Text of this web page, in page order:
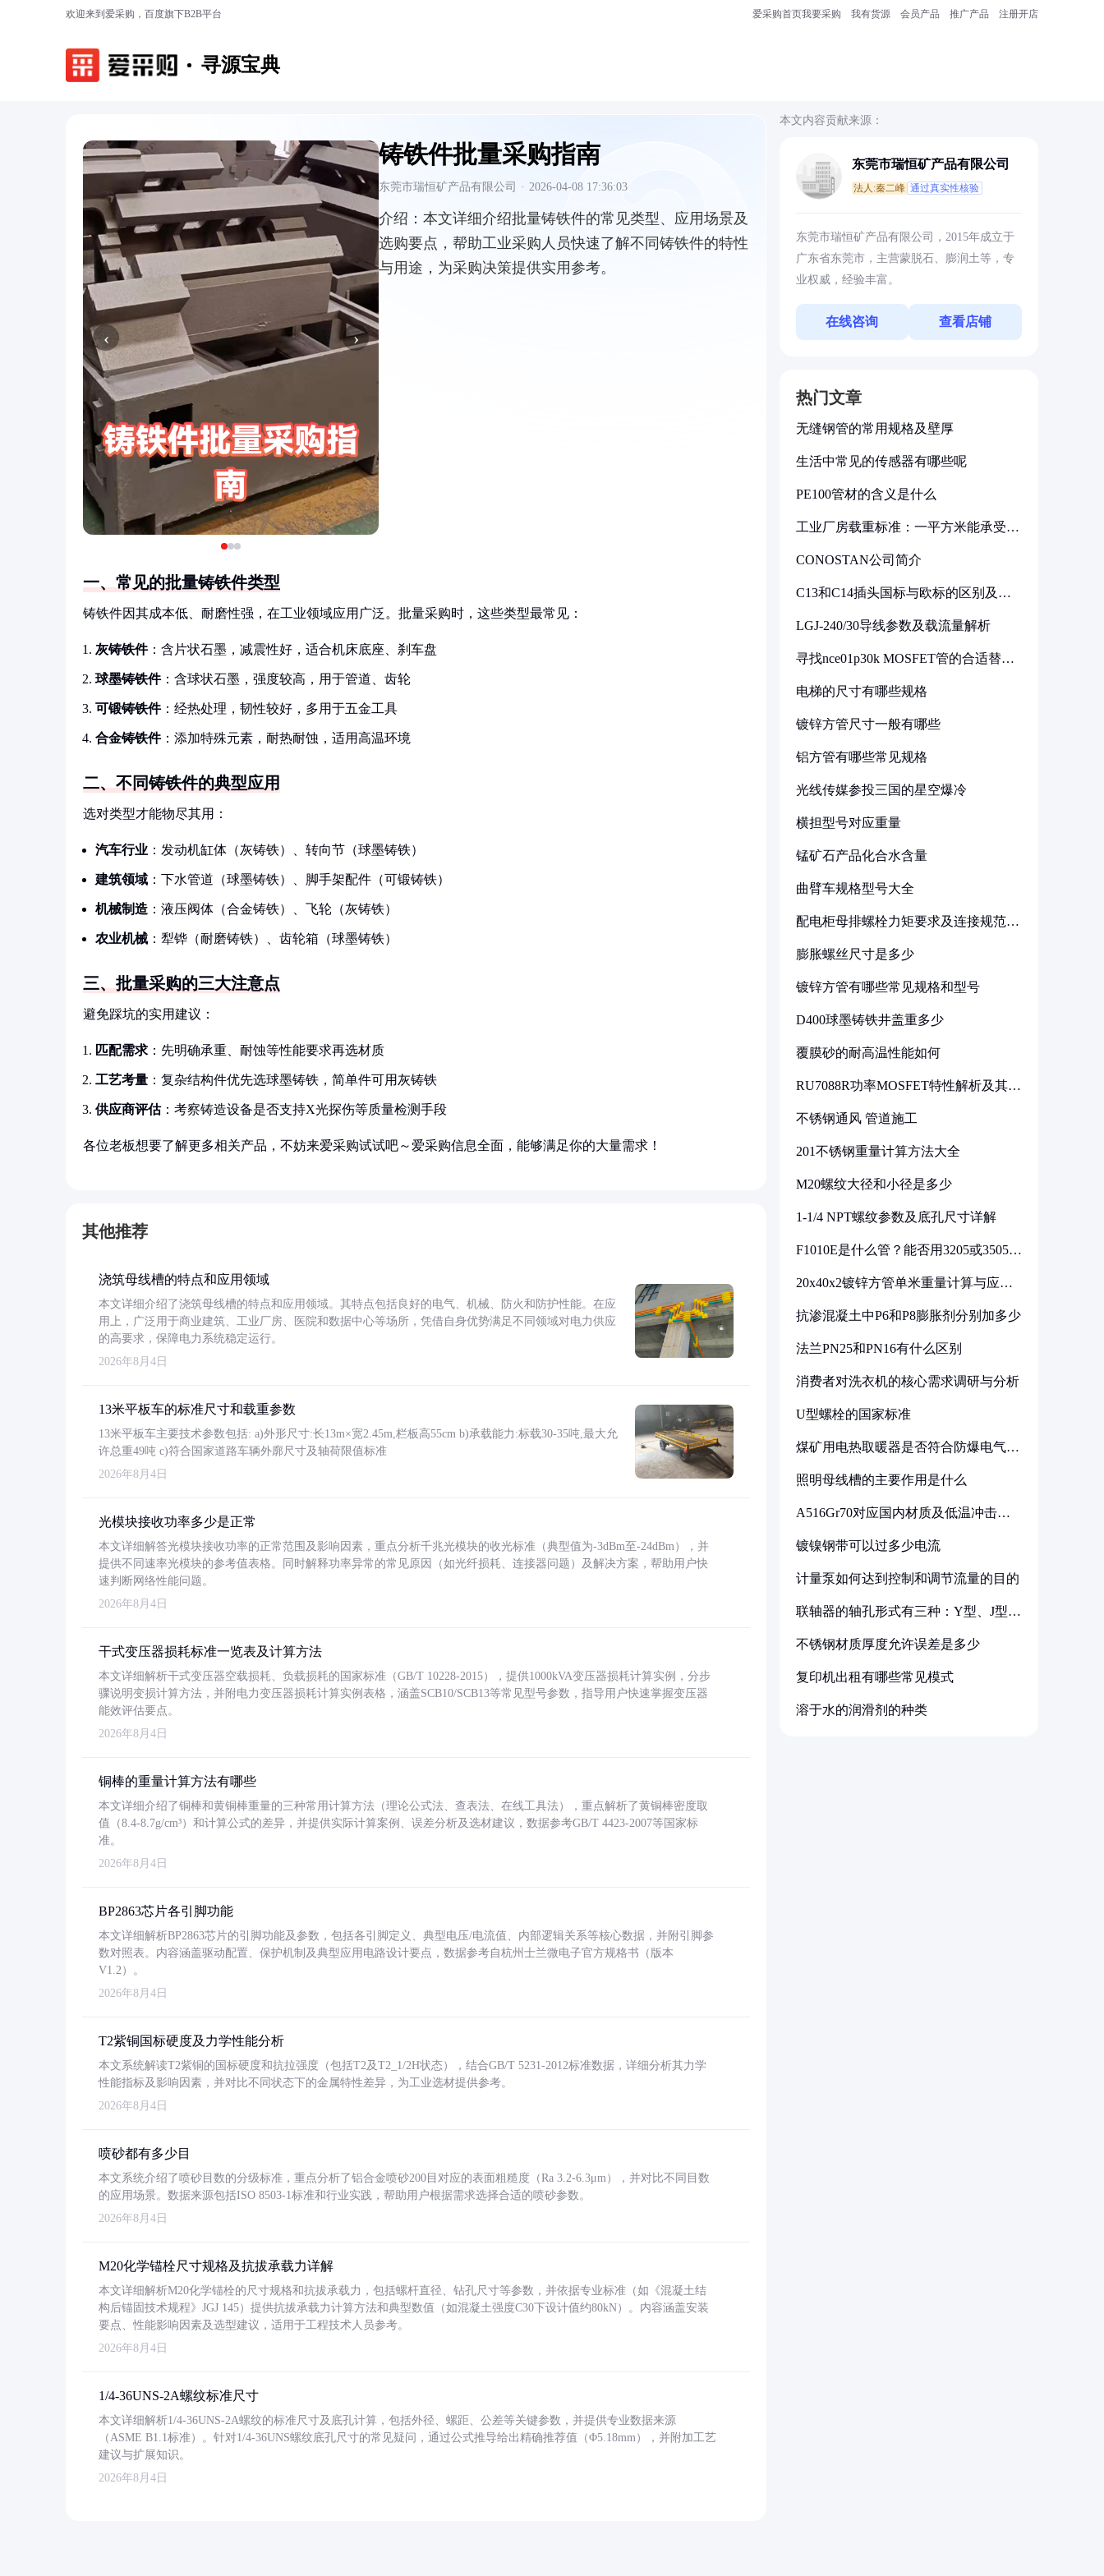
欢迎来到爱采购，百度旗下B2B平台 爱采购首页我要采购 我有货源 会员产品 推广产品 注册开店
寻源宝典
‹ ›
铸铁件批量采购指南
东莞市瑞恒矿产品有限公司 · 2026-04-08 17:36:03
介绍： 本文详细介绍批量铸铁件的常见类型、应用场景及
选购要点，帮助工业采购人员快速了解不同铸铁件的特性
与用途，为采购决策提供实用参考。
一、常见的批量铸铁件类型
铸铁件因其成本低、耐磨性强，在工业领域应用广泛。批量采购时，这些类型最常见：
灰铸铁件：含片状石墨，减震性好，适合机床底座、刹车盘
球墨铸铁件：含球状石墨，强度较高，用于管道、齿轮
可锻铸铁件：经热处理，韧性较好，多用于五金工具
合金铸铁件：添加特殊元素，耐热耐蚀，适用高温环境
二、不同铸铁件的典型应用
选对类型才能物尽其用：
汽车行业 ：发动机缸体（灰铸铁）、转向节（球墨铸铁）
建筑领域 ：下水管道（球墨铸铁）、脚手架配件（可锻铸铁）
机械制造 ：液压阀体（合金铸铁）、飞轮（灰铸铁）
农业机械 ：犁铧（耐磨铸铁）、齿轮箱（球墨铸铁）
三、批量采购的三大注意点
避免踩坑的实用建议：
匹配需求 ：先明确承重、耐蚀等性能要求再选材质
工艺考量 ：复杂结构件优先选球墨铸铁，简单件可用灰铸铁
供应商评估：考察铸造设备是否支持X光探伤等质量检测手段
各位老板想要了解更多相关产品，不妨来爱采购试试吧～爱采购信息全面，能够满足你的大量需求！
其他推荐
浇筑母线槽的特点和应用领域
本文详细介绍了浇筑母线槽的特点和应用领域。其特点包括良好的电气、机械、防火和防护性能。在应
用上，广泛用于商业建筑、工业厂房、医院和数据中心等场所，凭借自身优势满足不同领域对电力供应
的高要求，保障电力系统稳定运行。
2026年8月4日
13米平板车的标准尺寸和载重参数
13米平板车主要技术参数包括: a)外形尺寸:长13m×宽2.45m,栏板高55cm b)承载能力:标载30-35吨,最大允
许总重49吨 c)符合国家道路车辆外廓尺寸及轴荷限值标准
2026年8月4日
光模块接收功率多少是正常
本文详细解答光模块接收功率的正常范围及影响因素，重点分析千兆光模块的收光标准（典型值为-3dBm至-24dBm），并
提供不同速率光模块的参考值表格。同时解释功率异常的常见原因（如光纤损耗、连接器问题）及解决方案，帮助用户快
速判断网络性能问题。
2026年8月4日
干式变压器损耗标准一览表及计算方法
本文详细解析干式变压器空载损耗、负载损耗的国家标准（GB/T 10228-2015），提供1000kVA变压器损耗计算实例，分步
骤说明变损计算方法，并附电力变压器损耗计算实例表格，涵盖SCB10/SCB13等常见型号参数，指导用户快速掌握变压器
能效评估要点。
2026年8月4日
铜棒的重量计算方法有哪些
本文详细介绍了铜棒和黄铜棒重量的三种常用计算方法（理论公式法、查表法、在线工具法），重点解析了黄铜棒密度取
值（8.4-8.7g/cm³）和计算公式的差异，并提供实际计算案例、误差分析及选材建议，数据参考GB/T 4423-2007等国家标
准。
2026年8月4日
BP2863芯片各引脚功能
本文详细解析BP2863芯片的引脚功能及参数，包括各引脚定义、典型电压/电流值、内部逻辑关系等核心数据，并附引脚参
数对照表。内容涵盖驱动配置、保护机制及典型应用电路设计要点，数据参考自杭州士兰微电子官方规格书（版本
V1.2）。
2026年8月4日
T2紫铜国标硬度及力学性能分析
本文系统解读T2紫铜的国标硬度和抗拉强度（包括T2及T2_1/2H状态），结合GB/T 5231-2012标准数据，详细分析其力学
性能指标及影响因素，并对比不同状态下的金属特性差异，为工业选材提供参考。
2026年8月4日
喷砂都有多少目
本文系统介绍了喷砂目数的分级标准，重点分析了铝合金喷砂200目对应的表面粗糙度（Ra 3.2-6.3μm），并对比不同目数
的应用场景。数据来源包括ISO 8503-1标准和行业实践，帮助用户根据需求选择合适的喷砂参数。
2026年8月4日
M20化学锚栓尺寸规格及抗拔承载力详解
本文详细解析M20化学锚栓的尺寸规格和抗拔承载力，包括螺杆直径、钻孔尺寸等参数，并依据专业标准（如《混凝土结
构后锚固技术规程》JGJ 145）提供抗拔承载力计算方法和典型数值（如混凝土强度C30下设计值约80kN）。内容涵盖安装
要点、性能影响因素及选型建议，适用于工程技术人员参考。
2026年8月4日
1/4-36UNS-2A螺纹标准尺寸
本文详细解析1/4-36UNS-2A螺纹的标准尺寸及底孔计算，包括外径、螺距、公差等关键参数，并提供专业数据来源
（ASME B1.1标准）。针对1/4-36UNS螺纹底孔尺寸的常见疑问，通过公式推导给出精确推荐值（Φ5.18mm），并附加工艺
建议与扩展知识。
2026年8月4日
本文内容贡献来源：
东莞市瑞恒矿产品有限公司
法人:秦二峰 通过真实性核验
东莞市瑞恒矿产品有限公司，2015年成立于
广东省东莞市，主营蒙脱石、膨润土等，专
业权威，经验丰富。
在线咨询 查看店铺
热门文章
无缝钢管的常用规格及壁厚
生活中常见的传感器有哪些呢
PE100管材的含义是什么
工业厂房载重标准：一平方米能承受多
CONOSTAN公司简介
C13和C14插头国标与欧标的区别及其
LGJ-240/30导线参数及载流量解析
寻找nce01p30k MOSFET管的合适替代
电梯的尺寸有哪些规格
镀锌方管尺寸一般有哪些
铝方管有哪些常见规格
光线传媒参投三国的星空爆冷
横担型号对应重量
锰矿石产品化合水含量
曲臂车规格型号大全
配电柜母排螺栓力矩要求及连接规范详
膨胀螺丝尺寸是多少
镀锌方管有哪些常见规格和型号
D400球墨铸铁井盖重多少
覆膜砂的耐高温性能如何
RU7088R功率MOSFET特性解析及其在
不锈钢通风 管道施工
201不锈钢重量计算方法大全
M20螺纹大径和小径是多少
1-1/4 NPT螺纹参数及底孔尺寸详解
F1010E是什么管？能否用3205或3505代
20x40x2镀锌方管单米重量计算与应用
抗渗混凝土中P6和P8膨胀剂分别加多少
法兰PN25和PN16有什么区别
消费者对洗衣机的核心需求调研与分析
U型螺栓的国家标准
煤矿用电热取暖器是否符合防爆电气设
照明母线槽的主要作用是什么
A516Gr70对应国内材质及低温冲击要
镀镍钢带可以过多少电流
计量泵如何达到控制和调节流量的目的
联轴器的轴孔形式有三种：Y型、J型、
不锈钢材质厚度允许误差是多少
复印机出租有哪些常见模式
溶于水的润滑剂的种类